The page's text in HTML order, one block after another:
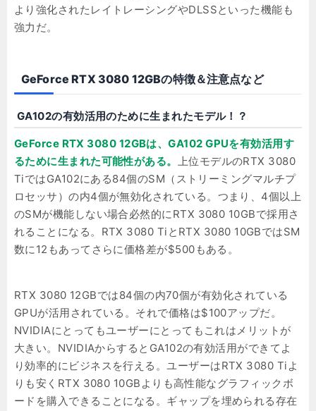
より強化されたレイトレーシングやDLSSといった機能も
強力だ。
GeForce RTX 3080 12GBの特徴＆注意点など
GA102の有効活用のために生まれたモデル！？
GeForce RTX 3080 12GBは、GA102 GPUを有効活用す
るために生まれた可能性がある。 上位モデルのRTX 3080
TiではGA102にある84個のSM（ストリーミングマルチプ
ロセッサ）の内4個が無効化されている。つまり、4個以上
のSMが機能しない場合必然的にRTX 3080 10GBで採用さ
れることになる。RTX 3080 TiとRTX 3080 10GBではSM
数に12もあってさらに価格差が$500もある。
RTX 3080 12GBでは84個の内70個が有効化されている
GPUが活用されている。それで価格は$100アップだ。
NVIDIAにとってもユーザーにとってもこれはメリットが
大きい。NVIDIAからするとGA102の有効活用ができてよ
り効率的にビジネスを行える。ユーザーはRTX 3080 Tiよ
りも安くRTX 3080 10GBよりも高性能なグラフィックボ
ードを購入できることになる。ギャップを埋められる存在